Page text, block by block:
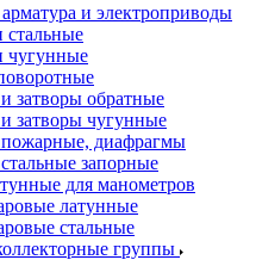
и электроприводы
стальные
чугунные
затворы обратные
затворы чугунные
диафрагмы
запорные
для манометров
латунные
стальные
группы